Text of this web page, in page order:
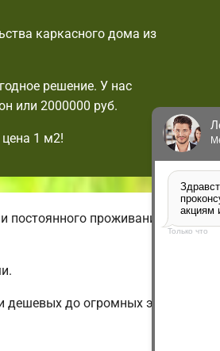
каркасного дома из
решение. У нас
или 2000000 руб.
1 м2!
постоянного проживания. В
до огромных
акциям
Только что